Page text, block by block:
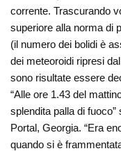
corrente. Trascurando
superiore alla norma di
(il numero dei bolidi è
dei meteoroidi ripresi
sono risultate essere
“Alle ore 1.43 del
splendita palla di
Portal, Georgia. “Era
quando si è